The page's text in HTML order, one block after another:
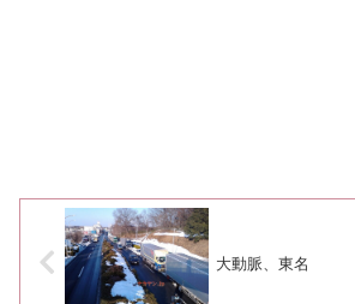
大動脈、東名